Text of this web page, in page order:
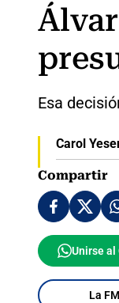
Esa
Carol
Compartir
Unirse al
La